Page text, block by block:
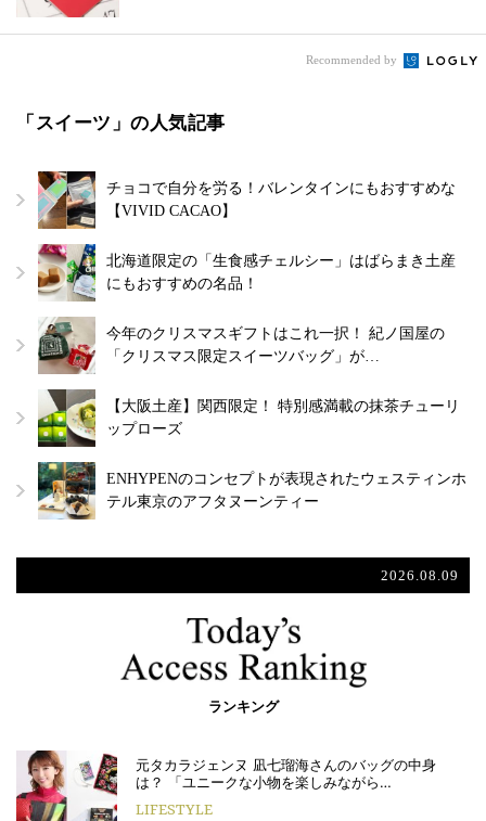
Recommended by
「スイーツ」の人気記事
チョコで自分を労る！バレンタインにもおすすめな
【VIVID CACAO】
北海道限定の「生食感チェルシー」はばらまき土産
にもおすすめの名品！
今年のクリスマスギフトはこれ一択！ 紀ノ国屋の
「クリスマス限定スイーツバッグ」が…
【大阪土産】関西限定！ 特別感満載の抹茶チューリ
ップローズ
ENHYPENのコンセプトが表現されたウェスティンホ
テル東京のアフタヌーンティー
2026.08.09
ランキング
元タカラジェンヌ 凪七瑠海さんのバッグの中身
は？ 「ユニークな小物を楽しみながら…
LIFESTYLE